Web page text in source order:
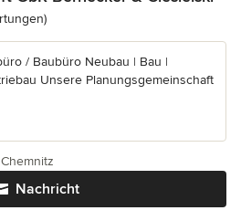
5 von 5 Sternen
/ Baubüro Neubau | Bau |
Unsere Planungsgemeinschaft
Nachricht